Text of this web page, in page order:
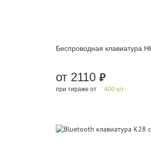
Беспроводная клавиатура
от 2110 руб.
при тираже от 400 шт.